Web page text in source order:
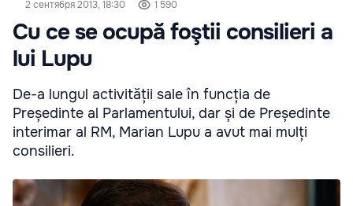
2 сентября 2013, 18:30 1 590
Cu ce se ocupă foştii consilieri a
lui Lupu
De-a lungul activității sale în funcția de
Președinte al Parlamentului, dar și de Președinte
interimar al RM, Marian Lupu a avut mai mulți
consilieri.